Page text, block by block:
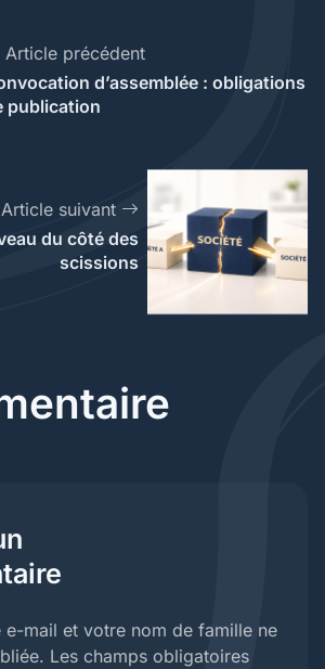
Article précédent
d’assemblée : obligations
publication
Article suivant
du côté des
scissions
e-mail et votre nom de famille ne
Les champs obligatoires